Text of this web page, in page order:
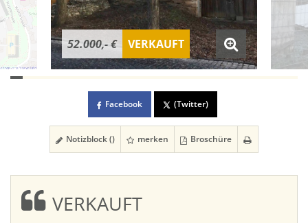
52.000,- € VERKAUFT
Facebook (Twitter)
Notizblock () merken Broschüre
VERKAUFT